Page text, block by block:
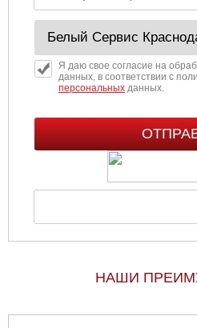
Я даю свое согласие на
данных, в соответствии с
персональныхданных.
НАШИ